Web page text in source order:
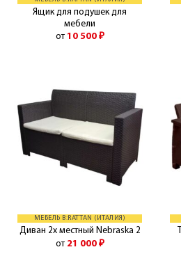
Ящик для подушек для
мебели
от 10 500 ₽
МЕБЕЛЬ B:RATTAN (ИТАЛИЯ)
Диван 2х местный Nebraska 2
от 21 000 ₽